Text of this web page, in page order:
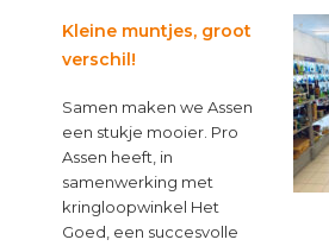
Kleine muntjes, groot
verschil!
Samen maken we Assen
een stukje mooier. Pro
Assen heeft, in
samenwerking met
kringloopwinkel Het
Goed, een succesvolle